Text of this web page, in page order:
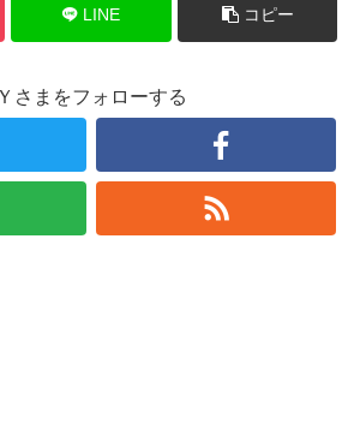
LINE コピー
Ｙさまをフォローする